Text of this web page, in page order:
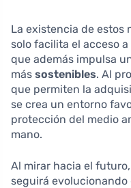
La existencia de estos
solo facilita el acceso
que además impulsa
más sostenibles. Al
que permiten la
se crea un entorno
protección del medio
mano.
Al mirar hacia el
seguirá